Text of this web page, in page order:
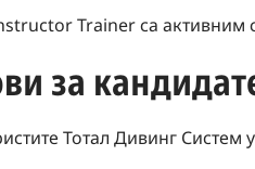
Trainer са
за
Тотал Дивинг